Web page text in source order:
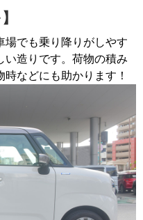
場でも乗り降りがしやす
い造りです。荷物の積み
などにも助かります！